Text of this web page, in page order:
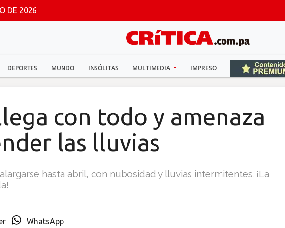
DE 2026
DEPORTES MUNDO INSÓLITAS MULTIMEDIA IMPRESO
con todo y amenaza
las lluvias
hasta abril, con nubosidad y lluvias intermitentes. ¡La
WhatsApp